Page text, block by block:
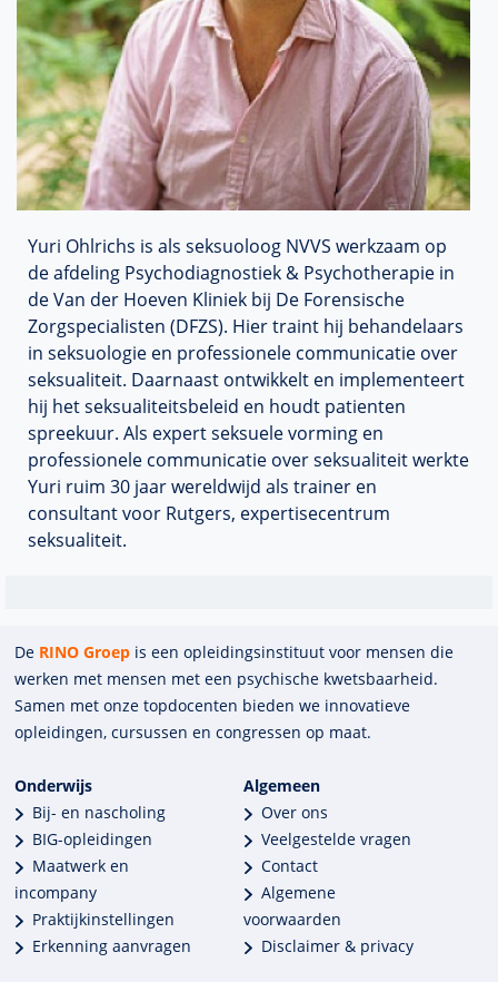
Yuri Ohlrichs is als seksuoloog NVVS werkzaam op
de afdeling Psychodiagnostiek & Psychotherapie in
de Van der Hoeven Kliniek bij De Forensische
Zorgspecialisten (DFZS). Hier traint hij behandelaars
in seksuologie en professionele communicatie over
seksualiteit. Daarnaast ontwikkelt en implementeert
hij het seksualiteitsbeleid en houdt patienten
spreekuur. Als expert seksuele vorming en
professionele communicatie over seksualiteit werkte
Yuri ruim 30 jaar wereldwijd als trainer en
consultant voor Rutgers, expertisecentrum
seksualiteit.
De RINO Groep is een opleidings­insti­tuut voor mensen die
werken met mensen met een psychische kwets­baar­heid.
Samen met onze top­docenten bieden we innova­tieve
opleidingen, cursussen en congres­sen op maat.
Onderwijs
Bij- en nascholing
BIG-opleidingen
Maatwerk en
incompany
Praktijkinstellingen
Erkenning aanvragen
Algemeen
Over ons
Veelgestelde vragen
Contact
Algemene
voorwaarden
Disclaimer & privacy